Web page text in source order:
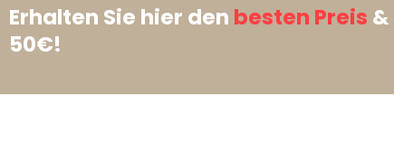
Erhalten Sie hier den besten Preis
50€!